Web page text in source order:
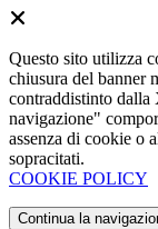
Questo sito utilizza
chiusura del banner
contraddistinto dalla
navigazione"
assenza di cookie o
sopracitati.
COOKIE POLICY
Continua la